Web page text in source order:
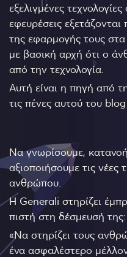
εξελιγμένες
εφευρέσεις
της εφαρμογής τους
με βασική αρχή ότι ο
από την τεχνολογία.
Αυτή είναι η πηγή από
τις πένες αυτού του
Να γνωρίσουμε,
αξιοποιήσουμε τις νέες
ανθρώπου.
Η Generali στηρίζει
πιστή στη δέσμευσή της:
«Να στηρίζει τους
ένα ασφαλέστερο